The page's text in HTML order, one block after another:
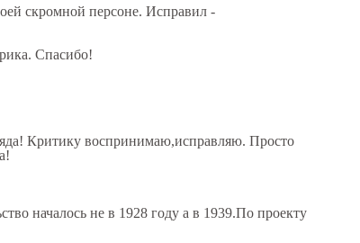
скромной персоне. Исправил -
Спасибо!
Критику воспринимаю,исправляю. Просто
началось не в 1928 году а в 1939.По проекту